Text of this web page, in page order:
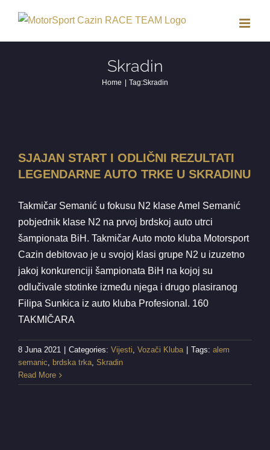
content
Skradin
Home Tag:Skradin
SKRADINU
Vijesti Vozači Kluba
SJAJAN START I ODLIČNI REZULTATI
LEGENDARNE AUTO TRKE U SKRADINU
Takmičar Semanić u fokusu N2 klase Amel Semanić
pobjednik klase N2 na prvoj brdskoj auto utrci
šampionata BiH. Takmičar Auto moto kluba Motorsport
Cazin debitovao je u svojoj klasi grupe N2 u izuzetno
jakoj konkurenciji šampionata BiH na kojoj su
odlučivale stotinke između njega i drugo plasiranog
Filipa Sunkica iz auto kluba Profesional. 160
TAKMIČARA
8 Juna 2021 Categories: Vijesti, Vozači Kluba Tags: alem
semanic, brdska trka, Skradin
Read More